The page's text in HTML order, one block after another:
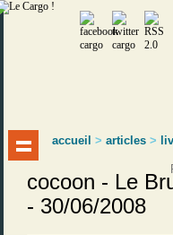
accueil >articles >
cocoon - Le
- 30/06/2008